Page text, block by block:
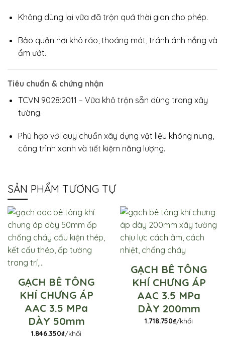
Không dùng lại vữa đã trộn quá thời gian cho phép.
Bảo quản nơi khô ráo, thoáng mát, tránh ánh nắng và
ẩm ướt.
Tiêu chuẩn & chứng nhận
TCVN 9028:2011 – Vữa khô trộn sẵn dùng trong xây
tường.
Phù hợp với quy chuẩn xây dựng vật liệu không nung,
công trình xanh và tiết kiệm năng lượng.
SẢN PHẨM TƯƠNG TỰ
GẠCH BÊ TÔNG
KHÍ CHƯNG ÁP
AAC 3.5 MPa
DÀY 50mm
1.846.350₫/khối
GẠCH BÊ TÔNG
KHÍ CHƯNG ÁP
AAC 3.5 MPa
DÀY 200mm
1.718.750₫/khối